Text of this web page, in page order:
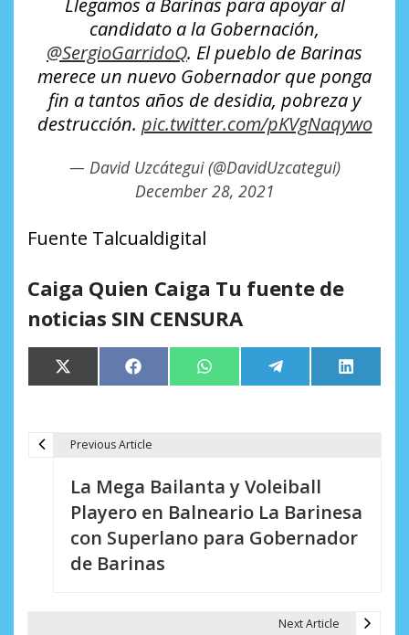
Llegamos a Barinas para apoyar al
candidato a la Gobernación,
@SergioGarridoQ. El pueblo de Barinas
merece un nuevo Gobernador que ponga
fin a tantos años de desidia, pobreza y
destrucción. pic.twitter.com/pKVgNaqywo
— David Uzcátegui (@DavidUzcategui)
December 28, 2021
Fuente Talcualdigital
Caiga Quien Caiga Tu fuente de
noticias SIN CENSURA
Compartir
en
X
(Twitter)
Compartir
en
Facebook Compartir
en
WhatsApp Compartir
en
Telegram
en
LinkedIn
Previous Article
La Mega Bailanta y Voleiball
Playero en Balneario La Barinesa
con Superlano para Gobernador
de Barinas
Next Article